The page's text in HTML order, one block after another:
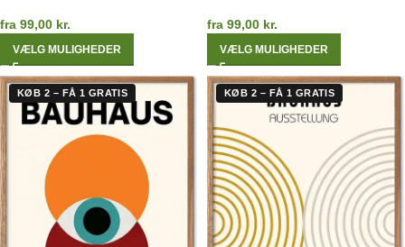
fra 99,00 kr.
VÆLG MULIGHEDER
fra 99,00 kr.
VÆLG MULIGHEDER
KØB 2 – FÅ 1 GRATIS KØB 2 – FÅ 1 GRATIS